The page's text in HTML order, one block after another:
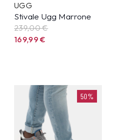
UGG
Stivale Ugg Marrone
239,00 €
169,99€
50%